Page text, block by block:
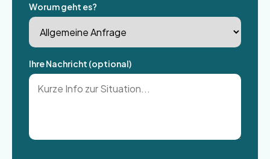
Worum geht es?
Ihre Nachricht (optional)